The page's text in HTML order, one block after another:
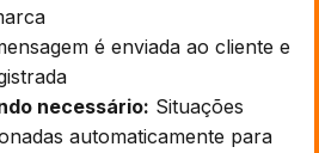
é enviada ao cliente e
necessário: Situações
automaticamente para